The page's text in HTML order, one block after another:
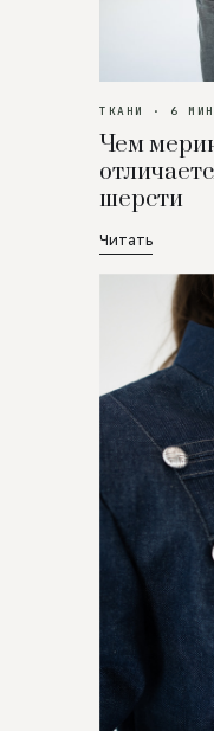
ТКАНИ · 6 МИН
Чем
шерсти
Читать